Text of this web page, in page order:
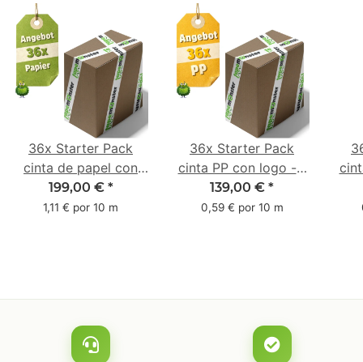
36x Starter Pack
cinta de papel con
logo - 1 color - 50
mm x 50 m - caucho
199,00 € *
1,11 € por 10 m
36x Starter Pack
cinta PP con logo - 1
color - 48 mm x 66 m
139,00 € *
0,59 € por 10 m
m